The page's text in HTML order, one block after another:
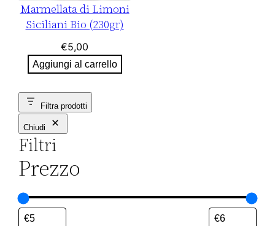
Marmellata di Limoni
Siciliani Bio (230gr)
€5,00
Aggiungi al carrello
Filtra prodotti
Chiudi
Filtri
Prezzo